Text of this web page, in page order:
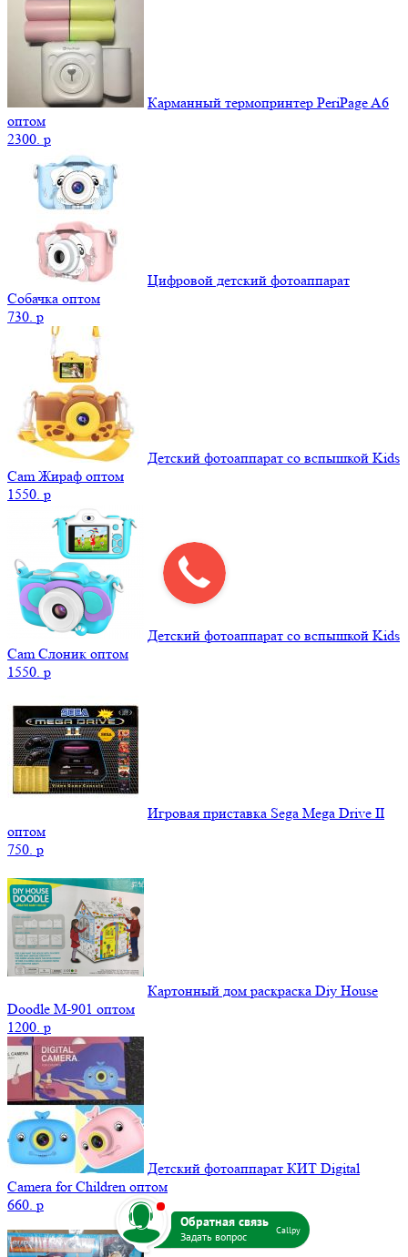
Карманный термопринтер PeriPage A6
оптом
2300. p
Цифровой детский фотоаппарат
Собачка оптом
730. p
Детский фотоаппарат со вспышкой Kids
Cam Жираф оптом
1550. p
Детский фотоаппарат со вспышкой Kids
Cam Слоник оптом
1550. p
Игровая приставка Sega Mega Drive II
оптом
750. p
Картонный дом раскраска Diy House
Doodle M-901 оптом
1200. p
Детский фотоаппарат КИТ Digital
Camera for Children оптом
660. p
Callpy
b